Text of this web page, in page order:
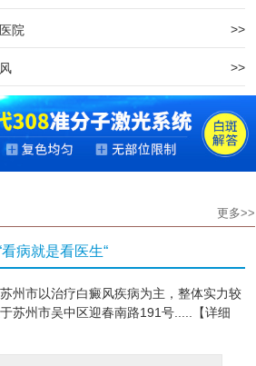
院 >>
>>
更多>>
看病就是看医生“
州市以治疗白癜风疾病为主，整体实力较
苏州市吴中区迎春南路191号.....【详细